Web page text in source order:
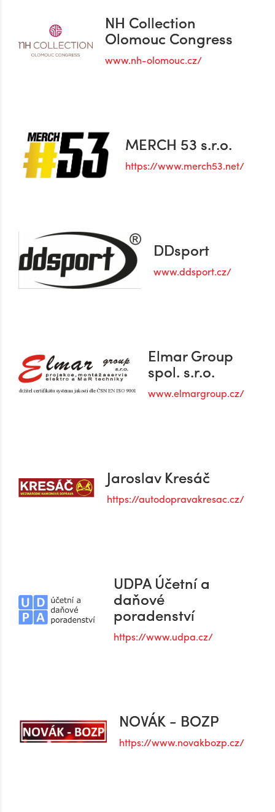
NH Collection
Olomouc Congress
www.nh-olomouc.cz/
MERCH 53 s.r.o.
https://www.merch53.net/
DDsport
www.ddsport.cz/
Elmar Group
spol. s.r.o.
www.elmargroup.cz/
Jaroslav Kresáč
https://autodopravakresac.cz/
UDPA Účetní a
daňové
poradenství
https://www.udpa.cz/
NOVÁK - BOZP
https://www.novakbozp.cz/